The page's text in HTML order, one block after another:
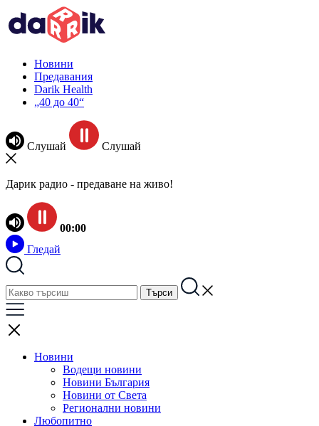
Новини
Предавания
Darik Health
„40 до 40“
Слушай Слушай
Дарик радио - предаване на живо!
00:00
Гледай
Новини
Водещи новини
Новини България
Новини от Света
Регионални новини
Любопитно